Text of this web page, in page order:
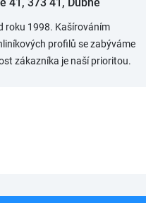
roku 1998. Kašírováním
profilů se zabýváme
zákazníka je naší prioritou.